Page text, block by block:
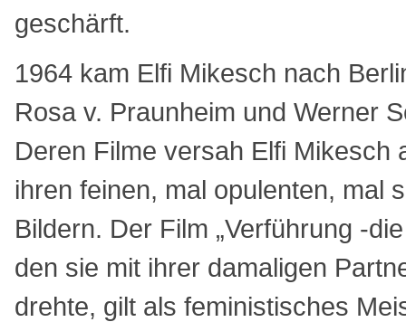
geschärft.
1964 kam Elfi Mikesch nach
Rosa v. Praunheim und Werner
Deren Filme versah Elfi Mikesch
ihren feinen, mal opulenten, mal
Bildern. Der Film „Verführung -
den sie mit ihrer damaligen
drehte, gilt als feministisches